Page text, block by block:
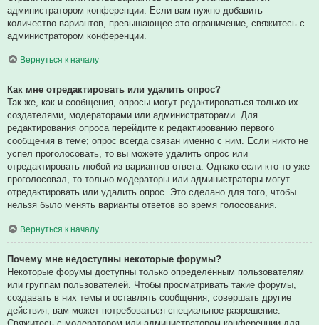
администратором конференции. Если вам нужно добавить
количество вариантов, превышающее это ограничение, свяжитесь с
администратором конференции.
Вернуться к началу
Как мне отредактировать или удалить опрос?
Так же, как и сообщения, опросы могут редактироваться только их
создателями, модераторами или администраторами. Для
редактирования опроса перейдите к редактированию первого
сообщения в теме; опрос всегда связан именно с ним. Если никто не
успел проголосовать, то вы можете удалить опрос или
отредактировать любой из вариантов ответа. Однако если кто-то уже
проголосовал, то только модераторы или администраторы могут
отредактировать или удалить опрос. Это сделано для того, чтобы
нельзя было менять варианты ответов во время голосования.
Вернуться к началу
Почему мне недоступны некоторые форумы?
Некоторые форумы доступны только определённым пользователям
или группам пользователей. Чтобы просматривать такие форумы,
создавать в них темы и оставлять сообщения, совершать другие
действия, вам может потребоваться специальное разрешение.